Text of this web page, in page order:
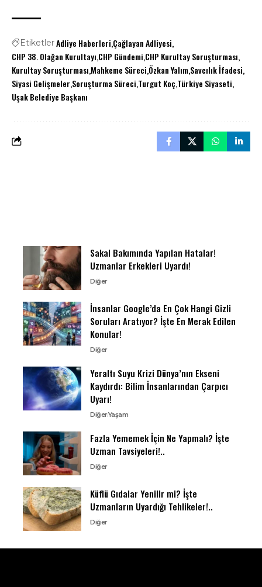
EtiketlerAdliye Haberleri Çağlayan Adliyesi
CHP 38. Olağan Kurultayı CHP Gündemi CHP Kurultay Soruşturması
Kurultay Soruşturması Mahkeme Süreci Özkan YalımSavcılık İfadesi
Siyasi Gelişmeler Soruşturma Süreci Turgut Koç Türkiye Siyaseti
Uşak Belediye Başkanı
Sakal Bakımında Yapılan Hatalar!
Uzmanlar Erkekleri Uyardı!
Diğer
İnsanlar Google’da En Çok Hangi Gizli
Soruları Aratıyor? İşte En Merak Edilen
Konular!
Diğer
Yeraltı Suyu Krizi Dünya’nın Ekseni
Kaydırdı: Bilim İnsanlarından Çarpıcı
Uyarı!
DiğerYaşam
Fazla Yememek İçin Ne Yapmalı? İşte
Uzman Tavsiyeleri!..
Diğer
Küflü Gıdalar Yenilir mi? İşte
Uzmanların Uyardığı Tehlikeler!..
Diğer